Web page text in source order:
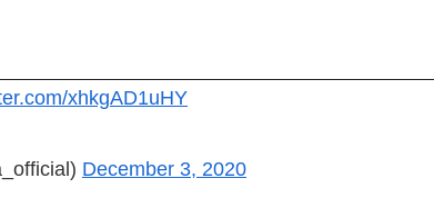
xhkgAD1uHY
December 3, 2020